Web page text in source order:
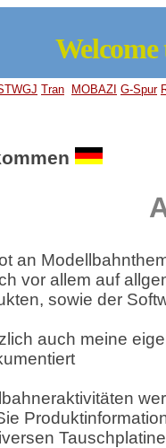
Tran MOBAZI G-Spur
an
vor allem auf
sowie der
auch meine